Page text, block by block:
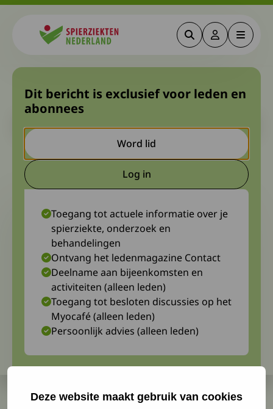
Deze website maakt gebruik van cookies
ZoekenDeze link
Menu
Blog Aad: Finish
meer actueel is.
23 juni 2023 Aad Verbij
Dit bericht is exclusief voor leden en
abonnees
Word lid
Log inDeze link gaat naar een
Toegang tot actuele informatie over je
spierziekte, onderzoek en
behandelingen
Ontvang het ledenmagazine Contact
Deelname aan bijeenkomsten en
activiteiten (alleen leden)
Toegang tot besloten discussies op het
Myocafé (alleen leden)
Persoonlijk advies (alleen leden)